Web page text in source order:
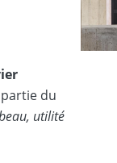
du
utilité